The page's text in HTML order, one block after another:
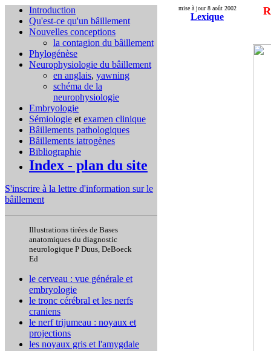
Introduction
Qu'est-ce qu'un bâillement
Nouvelles conceptions
la contagion du bâillement
Phylogénèse
Neurophysiologie du bâillement
en anglais, yawning
schéma de la
neurophysiologie
Embryologie
Sémiologie et examen clinique
Bâillements pathologiques
Bâillements iatrogènes
Bibliographie
Index - plan du site
S'inscrire à la lettre d'information sur le
bâillement
Illustrations tirées de Bases
anatomiques du diagnostic
neurologique P Duus, DeBoeck
Ed
le cerveau : vue générale et
embryologie
le tronc cérébral et les nerfs
craniens
le nerf trijumeau : noyaux et
projections
les noyaux gris et l'amygdale
mise à jour 8 août 2002
Lexique